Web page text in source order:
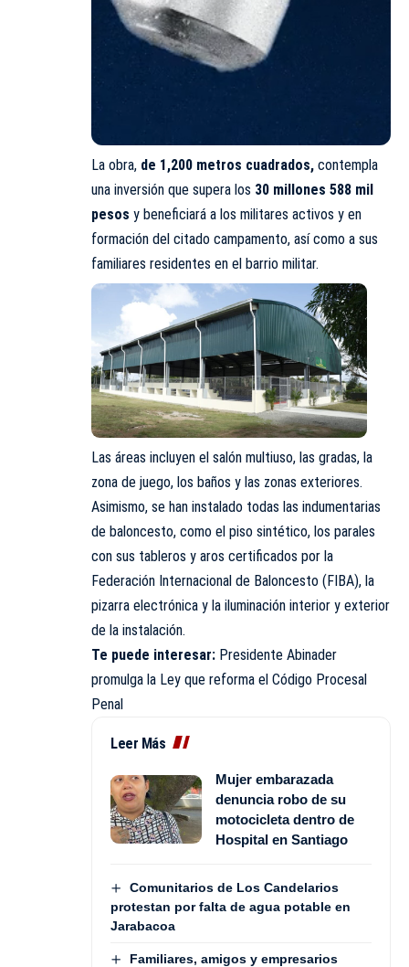
La obra, de 1,200 metros cuadrados, contempla
una inversión que supera los 30 millones 588 mil
pesos y beneficiará a los militares activos y en
formación del citado campamento, así como a sus
familiares residentes en el barrio militar.
Las áreas incluyen el salón multiuso, las gradas, la
zona de juego, los baños y las zonas exteriores.
Asimismo, se han instalado todas las indumentarias
de baloncesto, como el piso sintético, los parales
con sus tableros y aros certificados por la
Federación Internacional de Baloncesto (FIBA), la
pizarra electrónica y la iluminación interior y exterior
de la instalación.
Te puede interesar: Presidente Abinader
promulga la Ley que reforma el Código Procesal
Penal
Leer Más
Mujer embarazada
denuncia robo de su
motocicleta dentro de
Hospital en Santiago
Comunitarios de Los Candelarios
protestan por falta de agua potable en
Jarabacoa
Familiares, amigos y empresarios